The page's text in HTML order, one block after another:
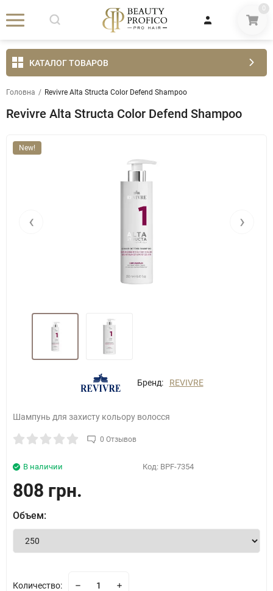
0
КАТАЛОГ ТОВАРОВ
Головна / Revivre Alta Structa Color Defend Shampoo
Revivre Alta Structa Color Defend Shampoo
New!
‹ ›
Бренд: REVIVRE
Шампунь для захисту кольору волосся
0 Отзывов
Код: BPF-7354
В наличии
808 грн.
Объем:
Количество: